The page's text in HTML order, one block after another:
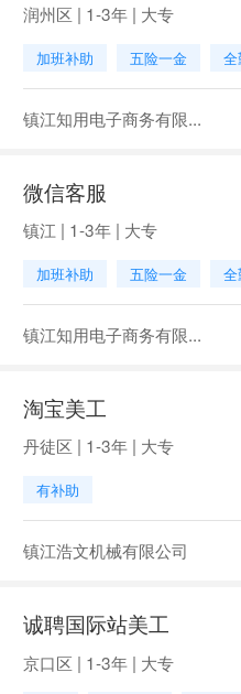
润州区 | 1-3年 | 大专
加班补助 五险一金 全
镇江知用电子商务有限...
微信客服
镇江 | 1-3年 | 大专
加班补助 五险一金 全
镇江知用电子商务有限...
淘宝美工
丹徒区 | 1-3年 | 大专
有补助
镇江浩文机械有限公司
诚聘国际站美工
京口区 | 1-3年 | 大专